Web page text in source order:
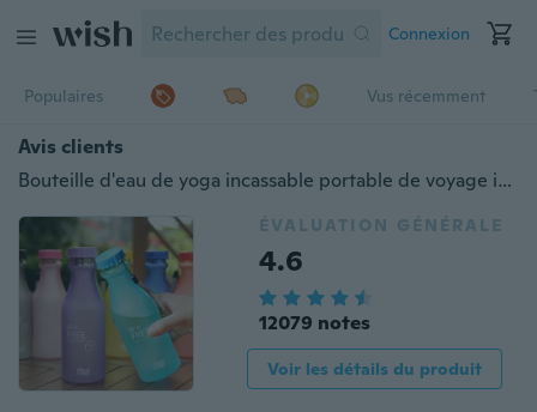
Connexion
Populaires Vus récemment
Avis clients
Bouteille d'eau de yoga incassable portable de voyage incassable de 550 ml BPA pour la course, le camping
ÉVALUATION GÉNÉRALE
4.6
12079 notes
Voir les détails du produit